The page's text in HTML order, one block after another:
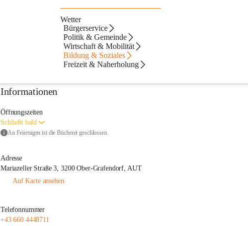
Wetter
Bürgerservice
Politik & Gemeinde
Wirtschaft & Mobilität
Bildung & Soziales
Freizeit & Naherholung
Informationen
Öffnungszeiten
Schließt bald
Adresse
Mariazeller Straße 3, 3200 Ober-Grafendorf, AUT
Auf Karte ansehen
Telefonnummer
+43 660 4448711